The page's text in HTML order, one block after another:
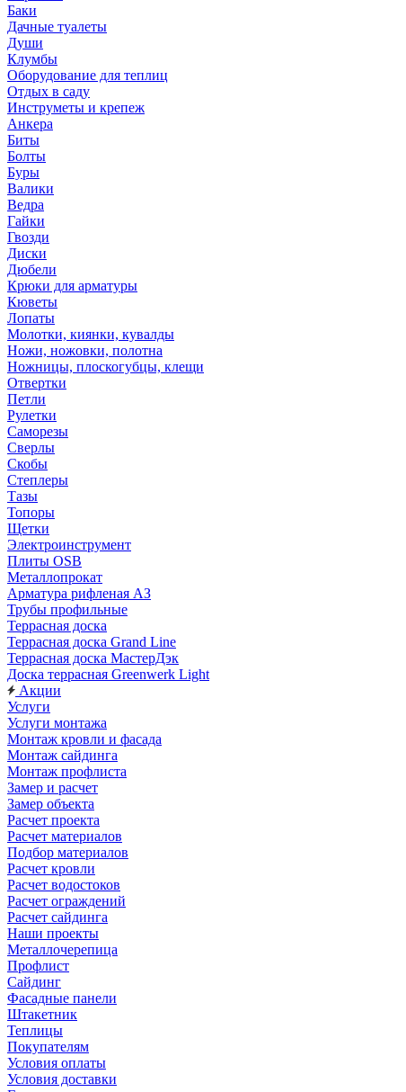
Баки
Дачные туалеты
Души
Клумбы
Оборудование для теплиц
Отдых в саду
Инструметы и крепеж
Анкера
Биты
Болты
Буры
Валики
Ведра
Гайки
Гвозди
Диски
Дюбели
Крюки для арматуры
Кюветы
Лопаты
Молотки, киянки, кувалды
Ножи, ножовки, полотна
Ножницы, плоскогубцы, клещи
Отвертки
Петли
Рулетки
Саморезы
Сверлы
Скобы
Степлеры
Тазы
Топоры
Щетки
Электроинструмент
Плиты OSB
Металлопрокат
Арматура рифленая АЗ
Трубы профильные
Террасная доска
Террасная доска Grand Line
Террасная доска МастерДэк
Доска террасная Greenwerk Light
Акции
Услуги
Услуги монтажа
Монтаж кровли и фасада
Монтаж сайдинга
Монтаж профлиста
Замер и расчет
Замер объекта
Расчет проекта
Расчет материалов
Подбор материалов
Расчет кровли
Расчет водостоков
Расчет ограждений
Расчет сайдинга
Наши проекты
Металлочерепица
Профлист
Сайдинг
Фасадные панели
Штакетник
Теплицы
Покупателям
Условия оплаты
Условия доставки